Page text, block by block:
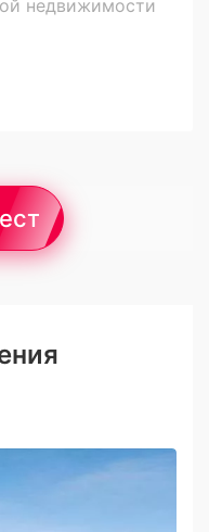
недвижимости